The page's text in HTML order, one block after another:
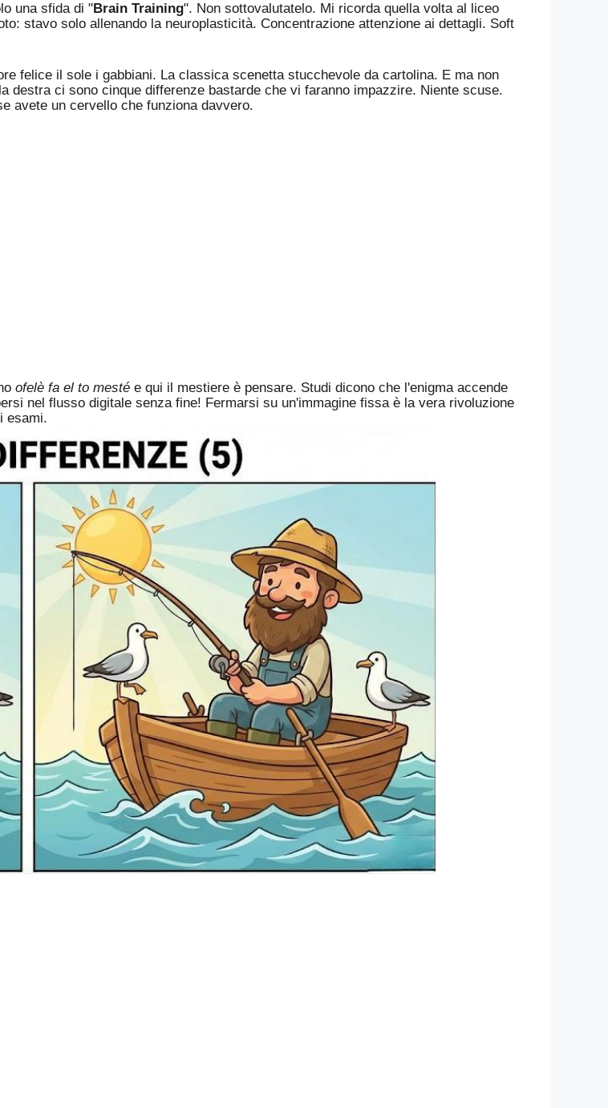
una sfida di "Brain Training". Non sottovalutatelo. Mi ricorda quella volta al liceo
stavo solo allenando la neuroplasticità. Concentrazione attenzione ai dettagli. Soft
felice il sole i gabbiani. La classica scenetta stucchevole da cartolina. E ma non
destra ci sono cinque differenze bastarde che vi faranno impazzire. Niente scuse.
avete un cervello che funziona davvero.
ofelè fa el to mesté e qui il mestiere è pensare. Studi dicono che l'enigma accende
nel flusso digitale senza fine! Fermarsi su un'immagine fissa è la vera rivoluzione
esami.